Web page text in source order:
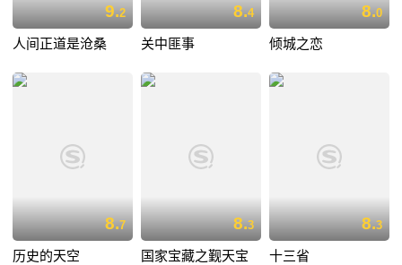
9.2
人间正道是沧桑
8.4
关中匪事
8.0
倾城之恋
8.7
历史的天空
8.3
国家宝藏之觐天宝
8.3
十三省